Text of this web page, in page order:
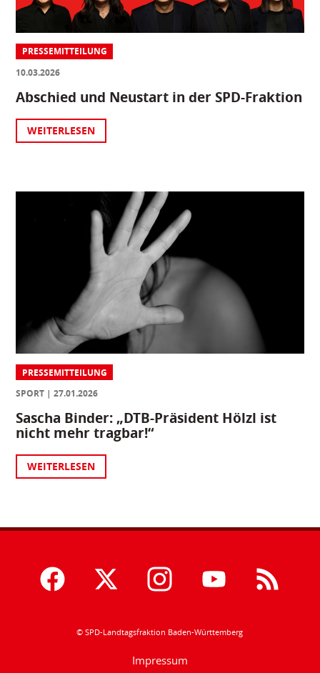
PRESSEMITTEILUNG
10.03.2026
Abschied und Neustart in der SPD-Fraktion
WEITERLESEN
PRESSEMITTEILUNG
SPORT
27.01.2026
Sascha Binder: „DTB-Präsident Hölzl ist
nicht mehr tragbar!“
WEITERLESEN
© SPD-Landtagsfraktion Baden-Württemberg
Impressum